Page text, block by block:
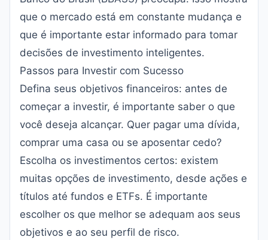
que o mercado está em constante mudança e
que é importante estar informado para tomar
decisões de investimento inteligentes.
Passos para Investir com Sucesso
Defina seus objetivos financeiros: antes de
começar a investir, é importante saber o que
você deseja alcançar. Quer pagar uma dívida,
comprar uma casa ou se aposentar cedo?
Escolha os investimentos certos: existem
muitas opções de investimento, desde ações e
títulos até fundos e ETFs. É importante
escolher os que melhor se adequam aos seus
objetivos e ao seu perfil de risco.